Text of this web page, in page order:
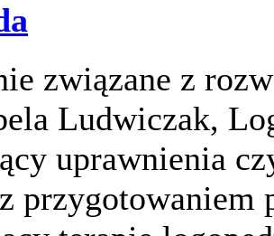
związane z
Ludwiczak,
uprawnienia
przygotowaniem